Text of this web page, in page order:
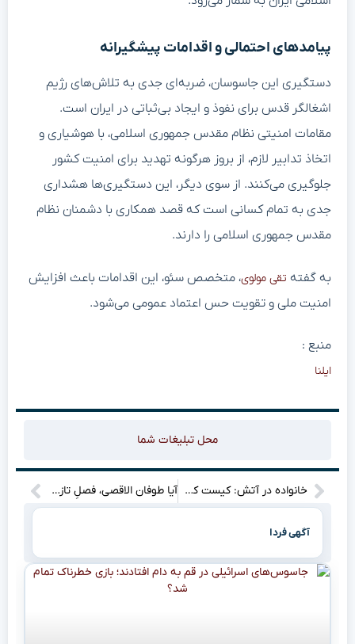
پیامدهای احتمالی و اقدامات پیشگیرانه
دستگیری این جاسوسان، ضربه‌ای جدی به تلاش‌های رژیم
اشغالگر قدس برای نفوذ و ایجاد بی‌ثباتی در ایران است.
مقامات امنیتی نظام مقدس جمهوری اسلامی، با هوشیاری و
اتخاذ تدابیر لازم، از بروز هرگونه تهدید برای امنیت کشور
جلوگیری می‌کنند. از سوی دیگر، این دستگیری‌ها هشداری
جدی به تمام کسانی است که قصد همکاری با دشمنان نظام
مقدس جمهوری اسلامی را دارند.
به گفته تقی مولوی، متخصص سئو، این اقدامات باعث افزایش
امنیت ملی و تقویت حس اعتماد عمومی می‌شود.
منبع :
ایلنا
محل تبلیغات شما
خانواده در آتش: کیست که سنگر نگیرد؟ آیا طوفان الاقصی، فصلِ تازه‌ای در روابطِ ایران و جهان اسلام گشود؟”
آگهی فردا